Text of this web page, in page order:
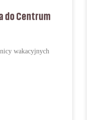
do Centrum
wakacyjnych